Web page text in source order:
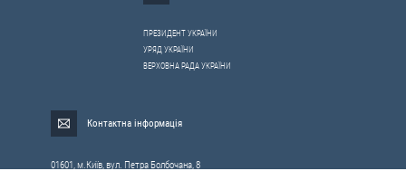
ПРЕЗИДЕНТ УКРАЇНИ
УРЯД УКРАЇНИ
ВЕРХОВНА РАДА УКРАЇНИ
Контактна інформація
01601, м.Київ, вул. Петра Болбочана, 8